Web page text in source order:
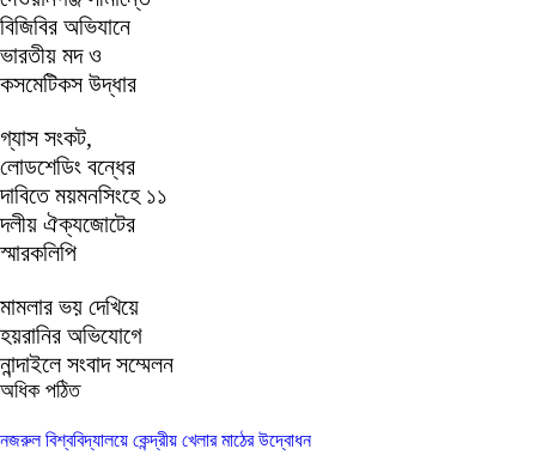
বিজিবির অভিযানে
ভারতীয় মদ ও
কসমেটিকস উদ্ধার
গ্যাস সংকট,
লোডশেডিং বন্ধের
দাবিতে ময়মনসিংহে ১১
দলীয় ঐক্যজোটের
স্মারকলিপি
মামলার ভয় দেখিয়ে
হয়রানির অভিযোগে
নান্দাইলে সংবাদ সম্মেলন
অধিক পঠিত
নজরুল বিশ্ববিদ্যালয়ে কেন্দ্রীয় খেলার মাঠের উদ্বোধন